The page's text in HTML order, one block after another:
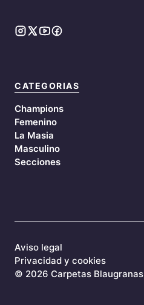
CATEGORIAS
Champions
Femenino
La Masia
Masculino
Secciones
© 2026 Carpetas Blaugranas
Aviso legal
Privacidad y cookies